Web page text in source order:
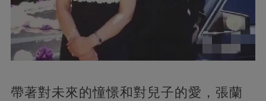
帶著對未來的憧憬和對兒子的愛，張蘭